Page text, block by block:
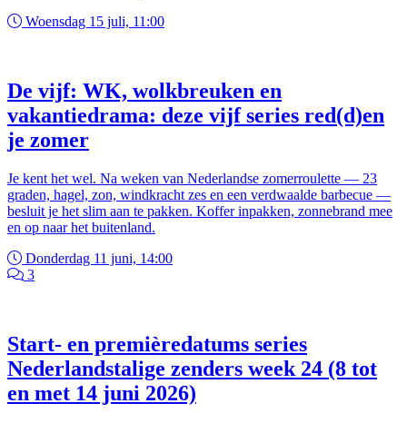
Woensdag 15 juli, 11:00
De vijf: WK, wolkbreuken en
vakantiedrama: deze vijf series red(d)en
je zomer
Je kent het wel. Na weken van Nederlandse zomerroulette — 23
graden, hagel, zon, windkracht zes en een verdwaalde barbecue —
besluit je het slim aan te pakken. Koffer inpakken, zonnebrand mee
en op naar het buitenland.
Donderdag 11 juni, 14:00
3
Start- en premièredatums series
Nederlandstalige zenders week 24 (8 tot
en met 14 juni 2026)